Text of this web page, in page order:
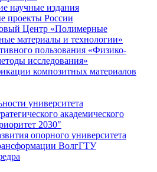
научные издания
проекты России
Центр «Полимерные
материалы и технологии»
пользования «Физико-
исследования»
композитных материалов
университета
академического
2030"
опорного университета
ВолгГТУ